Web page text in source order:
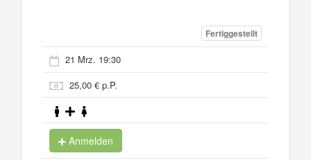
Fertiggestellt
21 Mrz. 19:30
25,00 € p.P.
Anmelden